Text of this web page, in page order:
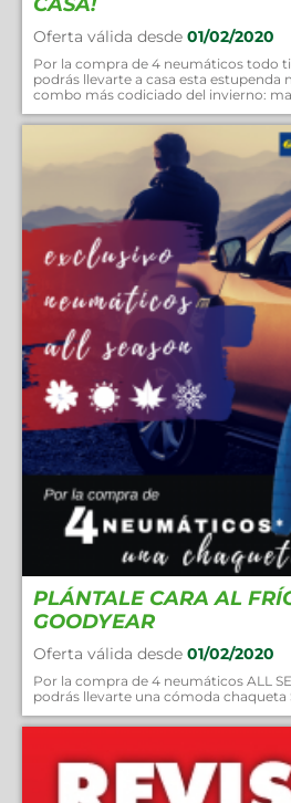
Oferta válida desde 01/02/2020
Por la compra de 4 neumáticos todo
podrás llevarte a casa esta estupenda
combo más codiciado del invierno:
PLÁNTALE CARA AL
GOODYEAR
Oferta válida desde 01/02/2020
Por la compra de 4 neumáticos ALL
podrás llevarte una cómoda chaqueta